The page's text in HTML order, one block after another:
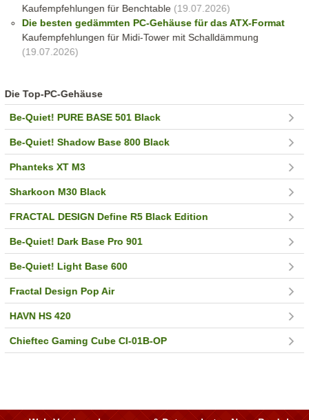
Kaufempfehlungen für Benchtable (19.07.2026)
Die besten gedämmten PC-Gehäuse für das ATX-Format
Kaufempfehlungen für Midi-Tower mit Schalldämmung
(19.07.2026)
Die Top-PC-Gehäuse
Be-Quiet! PURE BASE 501 Black
Be-Quiet! Shadow Base 800 Black
Phanteks XT M3
Sharkoon M30 Black
FRACTAL DESIGN Define R5 Black Edition
Be-Quiet! Dark Base Pro 901
Be-Quiet! Light Base 600
Fractal Design Pop Air
HAVN HS 420
Chieftec Gaming Cube CI-01B-OP